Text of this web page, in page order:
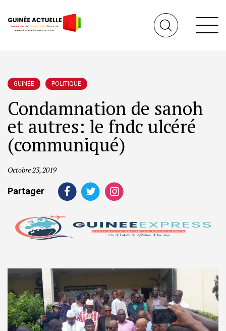
GUINÉE POLITIQUE
Condamnation de sanoh
et autres: le fndc ulcéré
(communiqué)
Octobre 23, 2019
Partager